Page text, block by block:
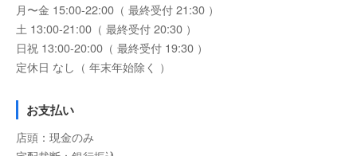
月〜金 15:00-22:00（ 最終受付 21:30 ）
土 13:00-21:00（ 最終受付 20:30 ）
日祝 13:00-20:00（ 最終受付 19:30 ）
定休日 なし（ 年末年始除く ）
お支払い
店頭：現金のみ